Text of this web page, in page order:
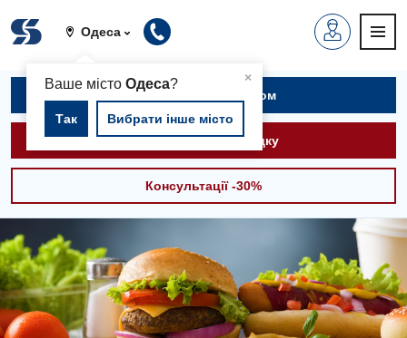
Одеса
×
Ваше містоОдеса?
Так Вибрати інше місто
Записатися на прийом
Викликати швидку
Консультації -30%